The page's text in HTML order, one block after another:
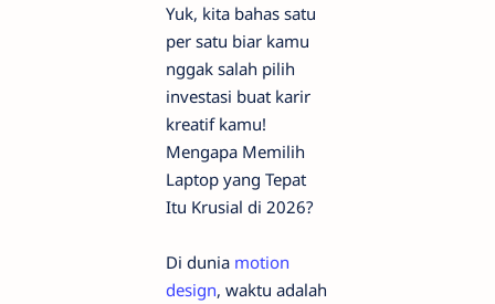
Yuk, kita bahas satu
per satu biar kamu
nggak salah pilih
investasi buat karir
kreatif kamu!
Mengapa Memilih
Laptop yang Tepat
Itu Krusial di 2026?
Di dunia motion
design, waktu adalah